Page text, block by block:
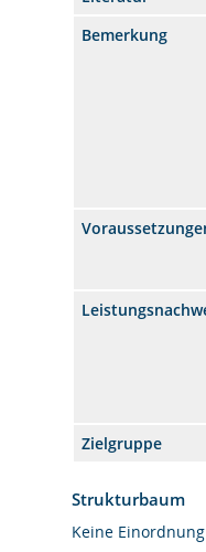
Bemerkung
Zielgruppe
Strukturbaum
Keine